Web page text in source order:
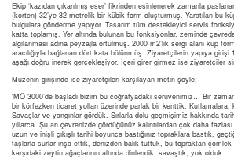
Ekip ‘kazıdan çıkarılmış eser’ fikrinden esinlenerek zamanla
(korten) 32’ye 32 metrelik bir kübik form oluşturmuş. Yaratılan bu
bulgulara gönderme yapıyor. Tasarım tüm destekleyici servis
katta toplamış. Yer altında bulunan bu fonksiyonlar, zeminde
algılanması adına peyzajla örtülmüş. 2000 m2’lik sergi alanı küp
aracılığıyla bağlanan dört kata bölünmüş. Ziyaretçilerin yapıya
aşağı doğru inerek gerçekleşiyor. İçeri girer girmez ise ziyaretçiler
Müzenin girişinde ise ziyaretçileri karşılayan metin şöyle:
‘MÖ 3000’de başladı bizim bu coğrafyadaki serüvenimiz… Bir
bir körfezken ticaret yolları üzerinde parlak bir kenttik. Kutlamalara,
Savaşlar ve yangınlar gördük. Sırlarla dolu geçmişimiz hakkında
yıllarca. Şu an çevrenizde gördüğünüz kalıntılardan çok daha
uzun ve inişli çıkışlı tarihi boyunca bastığınız topraklara bastık,
taşlarla surlar inşa ettik, denizden balık tuttuk, bu topraktan çömlek
karşıdaki zeytin ağaçlarının altında dinlendik, savaştık, yok olduk…